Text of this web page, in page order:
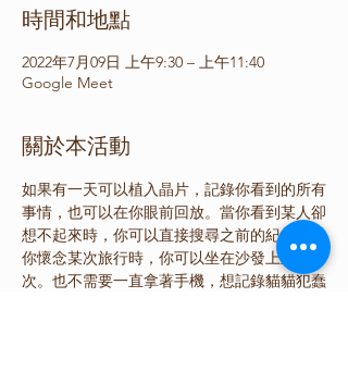
時間和地點
2022年7月09日 上午9:30 – 上午11:40
Google Meet
關於本活動
如果有一天可以植入晶片，記錄你看到的所有
事情，也可以在你眼前回放。當你看到某人卻
想不起來時，你可以直接搜尋之前的紀錄。當
你懷念某次旅行時，你可以坐在沙發上重溫一
次。也不需要一直拿著手機，想記錄貓貓犯蠢